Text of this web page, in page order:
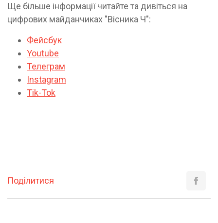
​​​​​​Ще більше інформації читайте та дивіться на
цифрових майданчиках "Вісника Ч":
Фейсбук
Youtube
Телеграм
Instagram
Tik-Tok
Поділитися